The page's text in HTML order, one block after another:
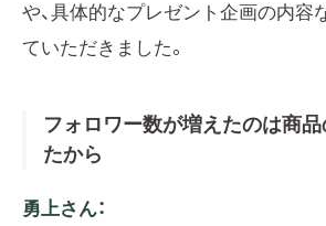
や、具体的なプレゼント企画の内容
ていただきました。
フォロワー数が増えたのは商
たから
勇上さん：